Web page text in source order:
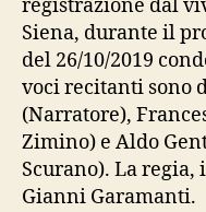
registrazione dal
Siena, durante il
del 26/10/2019
voci recitanti sono
(Narratore),
Zimino) e Aldo
Scurano). La
Gianni Garamanti.